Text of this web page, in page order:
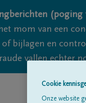
mom van een
bijlagen en
vallen echter
Cookie
Onze website